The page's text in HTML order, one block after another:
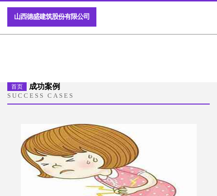
山西德盛建筑股份有限公司
首页 成功案例
SUCCESS CASES